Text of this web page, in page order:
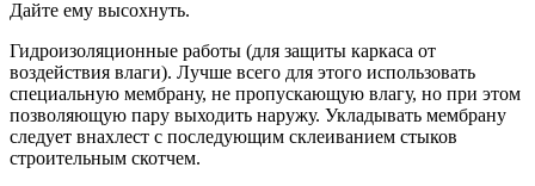
Дайте ему высохнуть.
Гидроизоляционные работы (для защиты каркаса от
воздействия влаги). Лучше всего для этого использовать
специальную мембрану, не пропускающую влагу, но при этом
позволяющую пару выходить наружу. Укладывать мембрану
следует внахлест с последующим склеиванием стыков
строительным скотчем.